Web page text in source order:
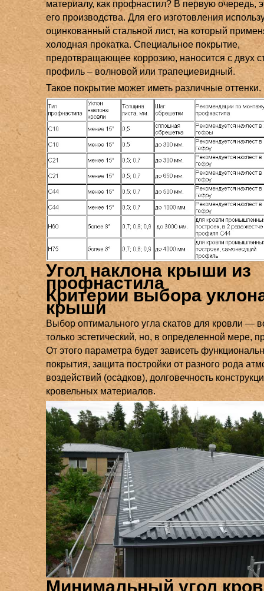
материалу, как профнастил? В первую очередь,
его производства. Для его изготовления
оцинкованный стальной лист, на который
холодная прокатка. Специальное покрытие,
предотвращающее коррозию, наносится с двух
профиль – волновой или трапециевидный.
Такое покрытие может иметь различные оттенки.
Угол наклона крыши из
профнастила
Критерии выбора
крыши
Выбор оптимального угла скатов для кровли —
только эстетический, но, в определенной мере,
От этого параметра будет зависеть
покрытия, защита постройки от разного рода
воздействий (осадков), долговечность
кровельных материалов.
Минимальный угол